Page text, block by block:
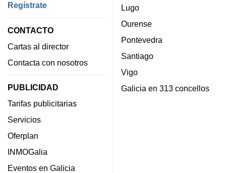
Regístrate
CONTACTO
Cartas al director
Contacta con nosotros
PUBLICIDAD
Tarifas publicitarias
Servicios
Oferplan
INMOGalia
Eventos en Galicia
Lugo
Ourense
Pontevedra
Santiago
Vigo
Galicia en 313 concellos